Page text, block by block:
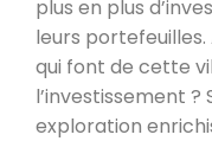
plus en plus
leurs portefeuilles.
qui font de cette
l’investissement ?
exploration